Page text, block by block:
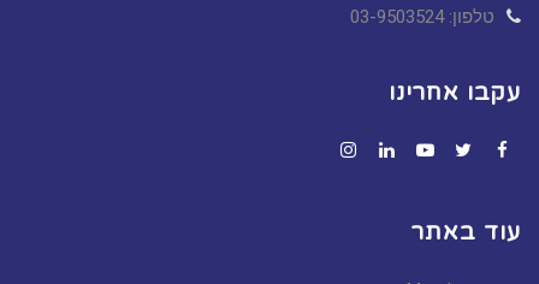
טלפון: 03-9503524
עקבו אחרינו
עוד באתר